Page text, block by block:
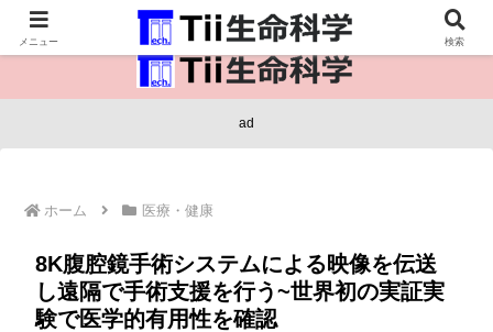
医療保健・生命・生物の情報インフラ。
ad
ホーム 医療・健康
8K腹腔鏡手術システムによる映像を伝送
し遠隔で手術支援を行う~世界初の実証実
験で医学的有用性を確認
メニュー 検索